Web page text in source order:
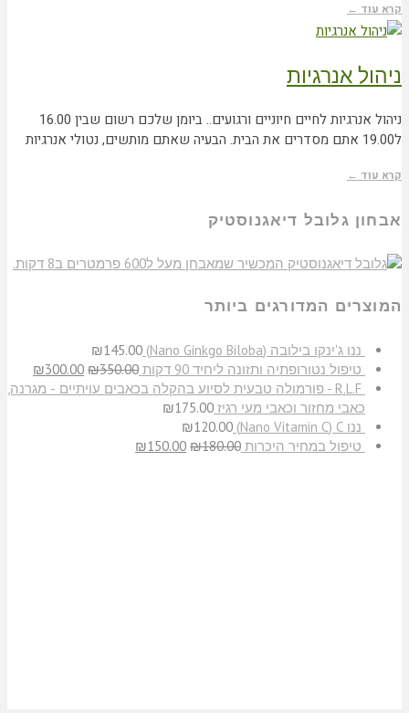
קרא עוד ←
ניהול אנרגיות
ניהול אנרגיות לחיים חיוניים ורגועים.. ביומן שלכם רשום שבין 16.00
ל19.00 אתם מסדרים את הבית. הבעיה שאתם מותשים, נטולי אנרגיות
קרא עוד ←
אבחון גלובל דיאגנוסטיק
המוצרים המדורגים ביותר
​ננו ג'ינקו בילובה (Nano Ginkgo Biloba) ₪145.00
טיפול נטורופתיה ותזונה ליחיד 90 דקות
₪350.00
₪300.00
R.L.F - פורמולה טבעית לסיוע בהקלה בכאבים עויתיים - מגרנה,
כאבי מחזור וכאבי מעי רגיז
₪175.00
ננו C‏ (Nano Vitamin C)
₪120.00
טיפול במחיר היכרות
₪180.00
₪150.00